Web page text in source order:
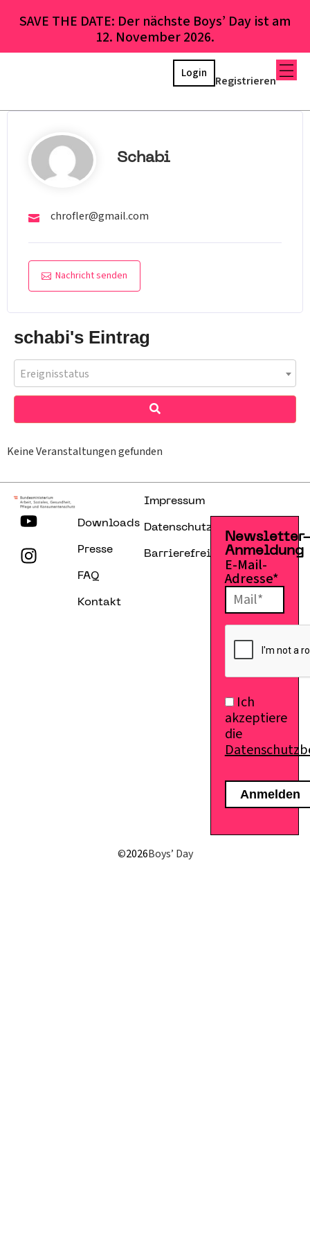
SAVE THE DATE: Der nächste Boys’ Day ist am
12. November 2026.
Registrieren
Login
Schabi
chrofler@gmail.com
Nachricht senden
schabi's Eintrag
Ereignisstatus
Keine Veranstaltungen gefunden
Downloads
Presse
FAQ
Kontakt
Impressum
Datenschutzerklärung
Barrierefreiheitserklärung
Anmeldung
E-Mail-
Adresse*
Ich
akzeptiere
die
©2026Boys’ Day